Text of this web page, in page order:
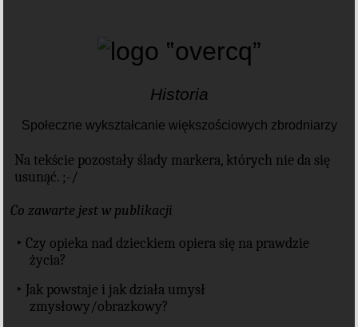
Historia
Społeczne wykształcanie większościowych zbrodniarzy
Na tekście pozostały ślady markera, których nie da się
usunąć. ;-/
Co zawarte jest w publikacji
‣ Czy opieka nad dzieckiem opiera się na prawdzie
życia?
‣ Jak powstaje i jak działa umysł
zmysłowy/obrazkowy?